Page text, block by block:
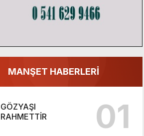
MANŞET HABERLERİ
GÖZYAŞI
RAHMETTİR
01